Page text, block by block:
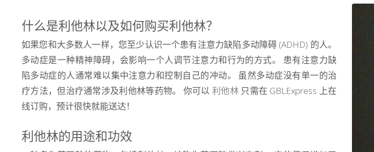
什么是利他林以及如何购买利他林？
如果您和大多数人一样，您至少认识一个患有注意力缺陷多动障碍 (ADHD) 的人。
多动症是一种精神障碍，会影响一个人调节注意力和行为的方式。 患有注意力缺
陷多动症的人通常难以集中注意力和控制自己的冲动。 虽然多动症没有单一的治
疗方法，但治疗通常涉及利他林等药物。 你可以 利他林只需在 GBLExpress 上在
线订购，预计很快就能送达！
利他林的用途和功效